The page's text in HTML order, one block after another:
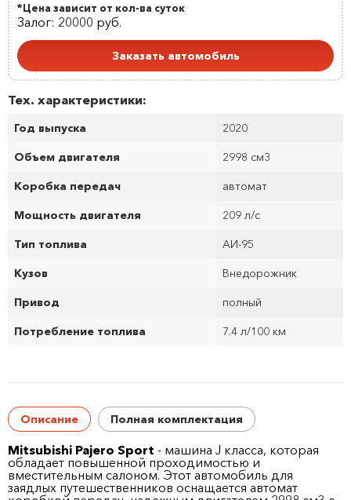
*Цена зависит от кол-ва суток
Залог: 20000 руб.
Заказать автомобиль
Тех. характеристики:
Год выпуска 2020
Объем двигателя 2998 см3
Коробка передач автомат
Мощность двигателя 209 л/с
Тип топлива АИ-95
Кузов Внедорожник
Привод полный
Потребление топлива 7.4 л/100 км
Описание Полная комплектация
Mitsubishi Pajero Sport - машина J класса, которая
обладает повышенной проходимостью и
вместительным салоном. Этот автомобиль для
заядлых путешественников оснащается автомат